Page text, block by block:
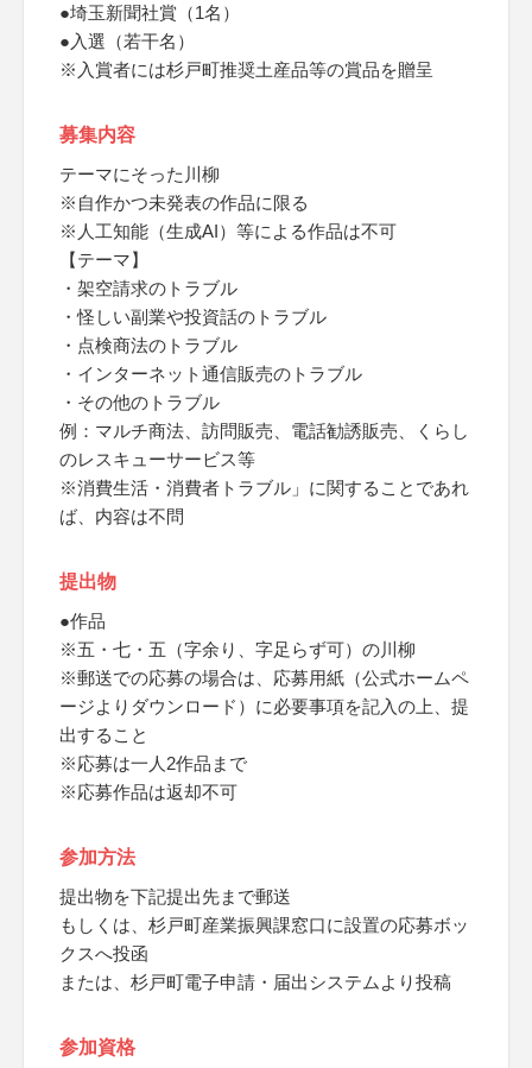
●埼玉新聞社賞（1名）
●入選（若干名）
※入賞者には杉戸町推奨土産品等の賞品を贈呈
募集内容
テーマにそった川柳
※自作かつ未発表の作品に限る
※人工知能（生成AI）等による作品は不可
【テーマ】
・架空請求のトラブル
・怪しい副業や投資話のトラブル
・点検商法のトラブル
・インターネット通信販売のトラブル
・その他のトラブル
例：マルチ商法、訪問販売、電話勧誘販売、くらし
のレスキューサービス等
※消費生活・消費者トラブル」に関することであれ
ば、内容は不問
提出物
●作品
※五・七・五（字余り、字足らず可）の川柳
※郵送での応募の場合は、応募用紙（公式ホームペ
ージよりダウンロード）に必要事項を記入の上、提
出すること
※応募は一人2作品まで
※応募作品は返却不可
参加方法
提出物を下記提出先まで郵送
もしくは、杉戸町産業振興課窓口に設置の応募ボッ
クスへ投函
または、杉戸町電子申請・届出システムより投稿
参加資格